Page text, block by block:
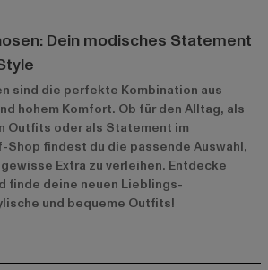
Dein modisches Statement
sind die perfekte Kombination aus
hohem Komfort. Ob für den Alltag, als
Outfits oder als Statement im
findest du die passende Auswahl,
Extra zu verleihen. Entdecke
finde deine neuen Lieblings-
und bequeme Outfits!